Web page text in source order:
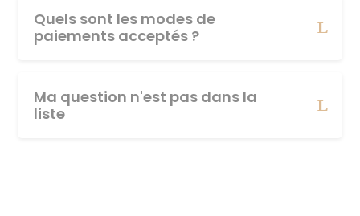
Quels sont les modes de
paiements acceptés ?
Ma question n'est pas dans la
liste